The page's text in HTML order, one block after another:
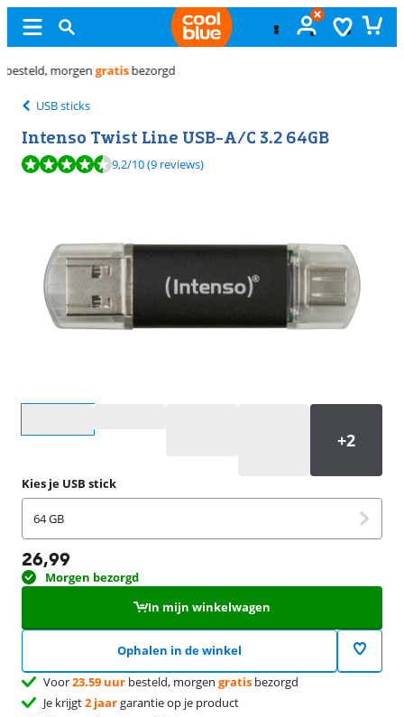
USB sticks
Intenso Twist Line USB-A/C 3.2 64GB
Beoordeling is 9,2 van de 10, gebaseerd op 9 reviews.
9,2/10(9 reviews)
Kies je USB stick
64 GB
26,99
Morgen bezorgd
In mijn winkelwagen
Ophalen in de winkel
Voor23.59 uur besteld, morgen gratis bezorgd
Je krijgt2 jaargarantie op je product